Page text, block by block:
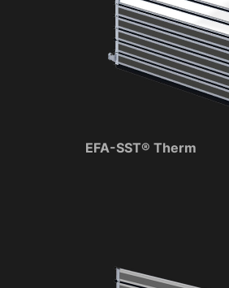
EFA-SST® Therm